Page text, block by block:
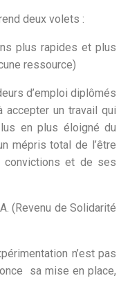
deux volets :
rapides et plus
ressource)
d’emploi diplômés
accepter un travail qui
en plus éloigné du
mépris total de l’être
convictions et de ses
(Revenu de Solidarité
n’est pas
sa mise en place,